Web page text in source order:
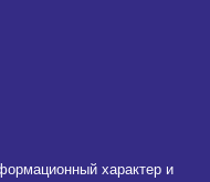
характер и